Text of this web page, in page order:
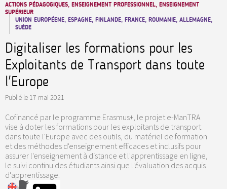
ACTIONS PÉDAGOGIQUES, ENSEIGNEMENT PROFESSIONNEL, ENSEIGNEMENT
SUPÉRIEUR
UNION EUROPÉENE, ESPAGNE, FINLANDE, FRANCE, ROUMANIE, ALLEMAGNE,
SUÈDE
Digitaliser les formations pour les
Exploitants de Transport dans toute
l'Europe
Publié le 17 mai 2021
Cofinancé par le programme Erasmus+, le projet e-ManTRA
vise à doter les formations pour les exploitants de transport
dans toute l'Europe avec des outils, du matériel de formation
et des méthodes d'enseignement efficaces et inclusifs pour
assurer l'enseignement à distance et l'apprentissage en ligne,
le suivi continu des étudiants ainsi que l'évaluation des acquis
d'apprentissage.